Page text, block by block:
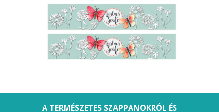
A TERMÉSZETES SZAPPANOKRÓL ÉS